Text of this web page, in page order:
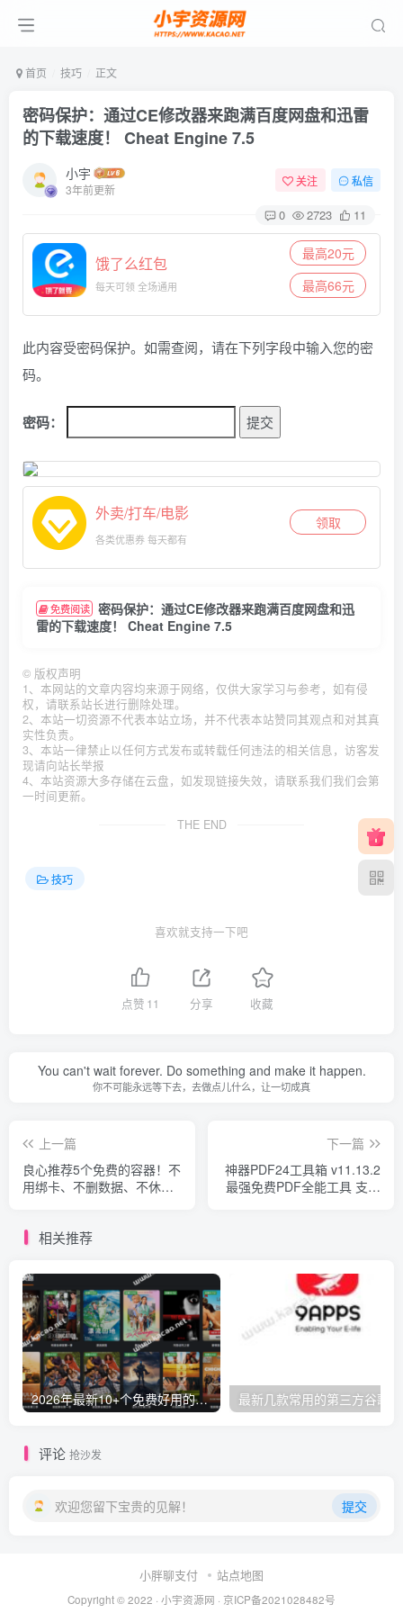
首页 技巧 正文
密码保护：通过CE修改器来跑满百度网盘和迅雷
的下载速度！ Cheat Engine 7.5
小宇
3年前更新
关注 私信
0 2723 11
饿了么红包
每天可领 全场通用
最高20元
最高66元
此内容受密码保护。如需查阅，请在下列字段中输入您的密
码。
密码：
外卖/打车/电影
各类优惠券 每天都有
领取
免费阅读 密码保护：通过CE修改器来跑满百度网盘和迅
雷的下载速度！ Cheat Engine 7.5
© 版权声明
1、本网站的文章内容均来源于网络，仅供大家学习与参考，如有侵
权，请联系站长进行删除处理。
2、本站一切资源不代表本站立场，并不代表本站赞同其观点和对其真
实性负责。
3、本站一律禁止以任何方式发布或转载任何违法的相关信息，访客发
现请向站长举报
4、本站资源大多存储在云盘，如发现链接失效，请联系我们我们会第
一时间更新。
THE END
技巧
喜欢就支持一下吧
点赞 11 分享 收藏
You can't wait forever. Do something and make it happen.
你不可能永远等下去，去做点儿什么，让一切成真
上一篇
良心推荐5个免费的容器！不
用绑卡、不删数据、不休
下一篇
神器PDF24工具箱 v11.13.2
最强免费PDF全能工具 支持
相关推荐
2026年最新10+个免费好用的视频电影网站-免VIP一网打尽，持续更新
评论 抢沙发
欢迎您留下宝贵的见解！ 提交
小胖聊支付 站点地图
Copyright © 2022 · 小宇资源网 · 京ICP备2021028482号